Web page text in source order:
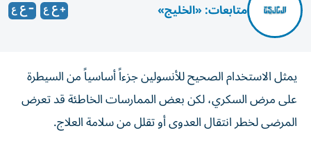
متابعات: «الخليج»
يمثل الاستخدام الصحيح للأنسولين جزءاً أساسياً من السيطرة
على مرض السكري، لكن بعض الممارسات الخاطئة قد تعرض
المرضى لخطر انتقال العدوى أو تقلل من سلامة العلاج.